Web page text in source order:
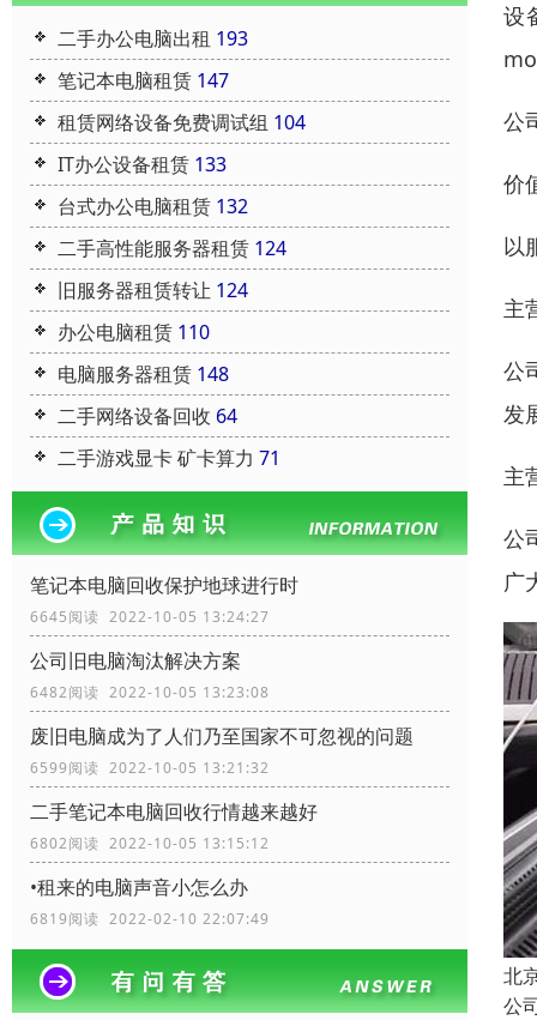
二手办公电脑出租 193
笔记本电脑租赁 147
租赁网络设备免费调试组 104
IT办公设备租赁 133
台式办公电脑租赁 132
二手高性能服务器租赁 124
旧服务器租赁转让 124
办公电脑租赁 110
电脑服务器租赁 148
二手网络设备回收 64
二手游戏显卡 矿卡算力 71
笔记本电脑回收保护地球进行时
6645阅读 2022-10-05 13:24:27
公司旧电脑淘汰解决方案
6482阅读 2022-10-05 13:23:08
废旧电脑成为了人们乃至国家不可忽视的问题
6599阅读 2022-10-05 13:21:32
二手笔记本电脑回收行情越来越好
6802阅读 2022-10-05 13:15:12
•租来的电脑声音小怎么办
6819阅读 2022-02-10 22:07:49
设
公
价
以
主
公
发
主
公
广
北
公